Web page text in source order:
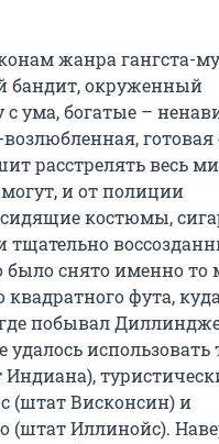
жанра гангста-
бандит, окруженный
ума, богатые –
готовая
расстрелять весь
и от полиции
костюмы,
было снято именно то
фута, куда
где побывал
использовать
(штат Висконсин) и
(штат Иллинойс).